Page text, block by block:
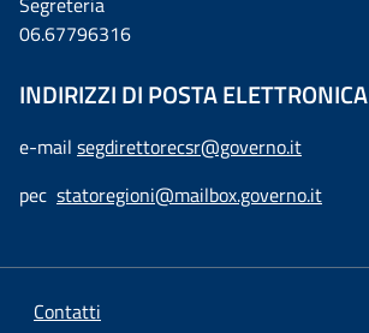
06.67796316
INDIRIZZI DI POSTA ELETTRONICA
e-mail segdirettorecsr@governo.it
pec statoregioni@mailbox.governo.it
Contatti